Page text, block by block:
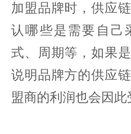
加盟品牌时，供应
认哪些是需要自己
式、周期等，如果
说明品牌方的供应
盟商的利润也会因此